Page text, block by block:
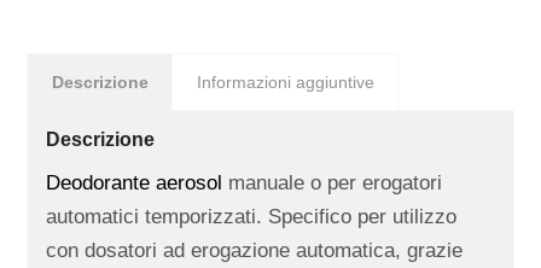
Descrizione Informazioni aggiuntive
Descrizione
Deodorante aerosol manuale o per erogatori
automatici temporizzati. Specifico per utilizzo
con dosatori ad erogazione automatica, grazie